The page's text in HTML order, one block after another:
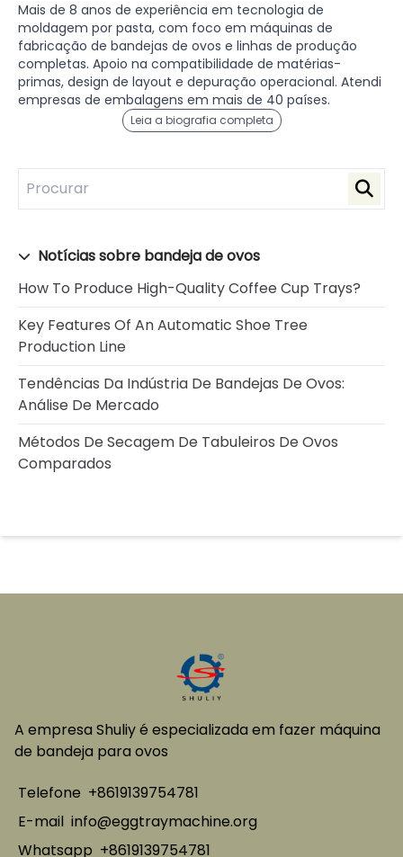
Mais de 8 anos de experiência em tecnologia de
moldagem por pasta, com foco em máquinas de
fabricação de bandejas de ovos e linhas de produção
completas. Apoio na compatibilidade de matérias-
primas, design de layout e depuração operacional. Atendi
empresas de embalagens em mais de 40 países.
Leia a biografia completa
Notícias sobre bandeja de ovos
How To Produce High-Quality Coffee Cup Trays?
Key Features Of An Automatic Shoe Tree
Production Line
Tendências Da Indústria De Bandejas De Ovos:
Análise De Mercado
Métodos De Secagem De Tabuleiros De Ovos
Comparados
A empresa Shuliy é especializada em fazer máquina
de bandeja para ovos
Telefone +8619139754781
E-mail info@eggtraymachine.org
Whatsapp +8619139754781